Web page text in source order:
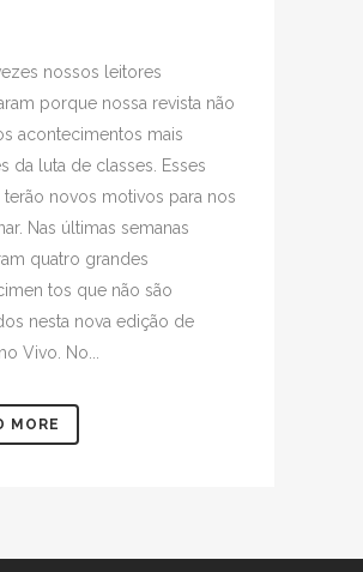
nossos leitores
porque nossa revista não
acontecimentos mais
da luta de classes. Esses
terão novos motivos para nos
Nas últimas semanas
quatro grandes
tos que não são
nesta nova edição de
Vivo. No...
MORE